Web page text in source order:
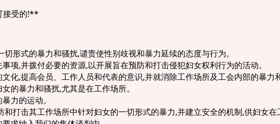
接受的!**
形式的暴力和骚扰,谴责使性别歧视和暴力延续的态度与行为。
项,并拨付必要的资源,以开展旨在预防和打击侵犯妇女权利行为的活动。
化,提高会员、工作人员和代表的意识,并就消除工作场所及工会内部的暴力
的暴力和骚扰,尤其是在工作场所。
力的运动。
打击其工作场所中针对妇女的一切形式的暴力,并建立安全的机制,供妇女在